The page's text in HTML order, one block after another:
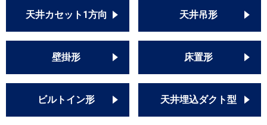
天井カセット1方向 天井吊形
壁掛形 床置形
ビルトイン形 天井埋込ダクト型